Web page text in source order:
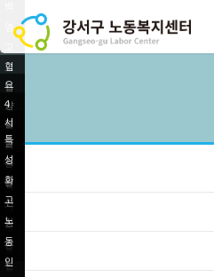
영
노
동
인
권
교
육
협
업
사
업
세
무
상
담
요
양
보
호
사
정
책
모
임
4
월
화
곡
역
지
하
철
상
서
울
홍
신
고
노
동
인
서
울
신
정
고
노
특
성
화
고
노
동
인